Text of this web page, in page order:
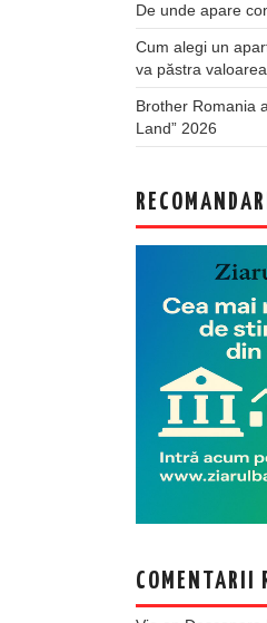
De unde apare
Cum alegi un
va păstra
Brother Romania
Land” 2026
COMENTARII